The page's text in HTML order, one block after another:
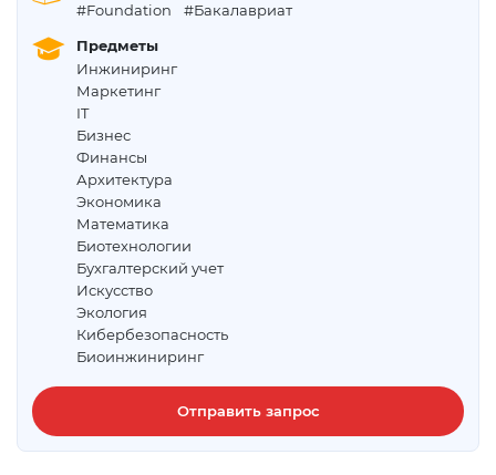
#Foundation
#Бакалавриат
Предметы
Инжиниринг
Маркетинг
IT
Бизнес
Финансы
Архитектура
Экономика
Математика
Биотехнологии
Бухгалтерский учет
Искусство
Экология
Кибербезопасность
Биоинжиниринг
Отправить запрос